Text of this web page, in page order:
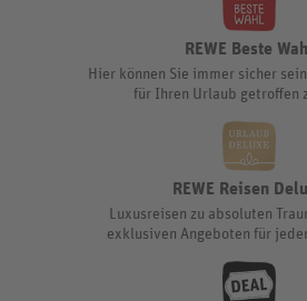
REWE Beste
Hier können Sie immer sicher
für Ihren Urlaub getroffen
REWE Reisen
Luxusreisen zu absoluten
exklusiven Angeboten für